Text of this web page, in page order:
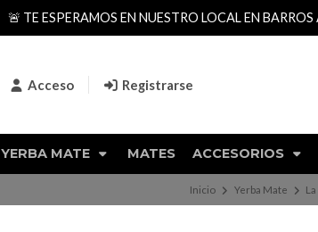
Acceso Registrarse
YERBA MATE MATES ACCESORIOS
🚨 TE ESPERAMOS EN NUESTRO LOCAL EN
Inicio Yerba Mate